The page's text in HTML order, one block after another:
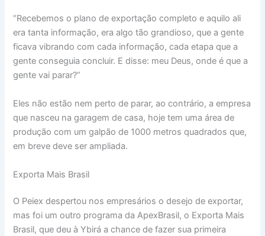
“Recebemos o plano de exportação completo e aquilo ali
era tanta informação, era algo tão grandioso, que a gente
ficava vibrando com cada informação, cada etapa que a
gente conseguia concluir. E disse: meu Deus, onde é que a
gente vai parar?”
Eles não estão nem perto de parar, ao contrário, a empresa
que nasceu na garagem de casa, hoje tem uma área de
produção com um galpão de 1000 metros quadrados que,
em breve deve ser ampliada.
Exporta Mais Brasil
O Peiex despertou nos empresários o desejo de exportar,
mas foi um outro programa da ApexBrasil, o Exporta Mais
Brasil, que deu à Ybirá a chance de fazer sua primeira